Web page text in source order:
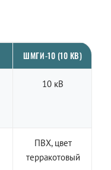
ШМГИ-10 (10 КВ)
10 кВ
ПВХ, цвет
терракотовый